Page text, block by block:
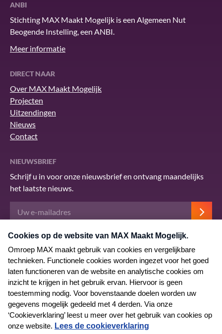
ANBI
Stichting MAX Maakt Mogelijk is een Algemeen Nut
Beogende Instelling, een ANBI.
Meer informatie
DIRECT NAAR
Over MAX Maakt Mogelijk
Projecten
Uitzendingen
Nieuws
Contact
NIEUWSBRIEF
Schrijf u in voor onze nieuwsbrief en ontvang maandelijks
het laatste nieuws.
Deze site wordt beschermd door reCAPTCHA en het Googleprivacybeleid.
servicevoorwaarden
© 2026 MAX Maakt Mogelijk
Algemene voorwaarden